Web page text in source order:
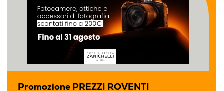
Promozione PREZZI ROVENTI